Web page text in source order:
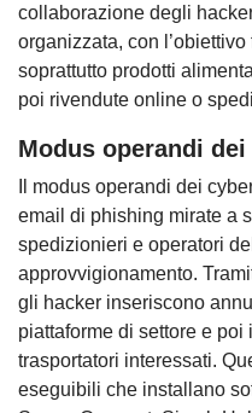
collaborazione degli
organizzata, con
soprattutto prodotti
poi rivendute online o
Modus operandi
Il modus operandi dei
email di phishing mirate a
spedizionieri e operatori
approvvigionamento.
gli hacker inseriscono
piattaforme di settore e
trasportatori interessati.
eseguibili che installano